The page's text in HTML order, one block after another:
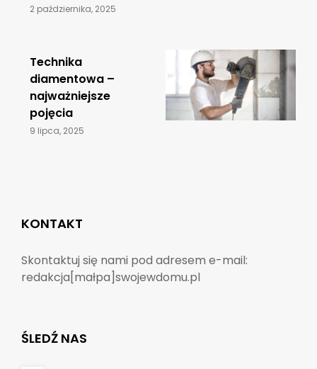
2 października, 2025
​Technika
diamentowa –
najważniejsze
pojęcia
9 lipca, 2025
KONTAKT
Skontaktuj się nami pod adresem e-mail:
redakcja[małpa]swojewdomu.pl
ŚLEDŹ NAS